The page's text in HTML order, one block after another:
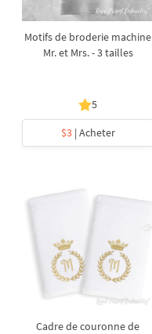
Motifs de broderie machine
Mr. et Mrs. - 3 tailles
5
$3| Acheter
Cadre de couronne de